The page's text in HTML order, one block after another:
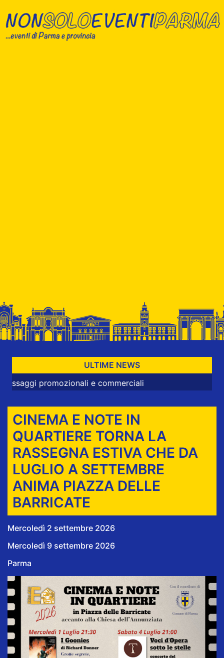
ULTIME NEWS
e commerciali
CINEMA E NOTE IN
QUARTIERE TORNA LA
RASSEGNA ESTIVA CHE DA
LUGLIO A SETTEMBRE
ANIMA PIAZZA DELLE
BARRICATE
Mercoledì 2 settembre 2026
Mercoledì 9 settembre 2026
Parma